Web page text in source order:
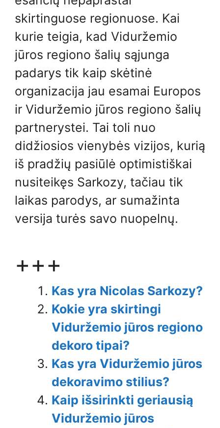
skirtinguose regionuose. Kai
kurie teigia, kad Viduržemio
jūros regiono šalių sąjunga
padarys tik kaip skėtinė
organizacija jau esamai Europos
ir Viduržemio jūros regiono šalių
partnerystei. Tai toli nuo
didžiosios vienybės vizijos, kurią
iš pradžių pasiūlė optimistiškai
nusiteikęs Sarkozy, tačiau tik
laikas parodys, ar sumažinta
versija turės savo nuopelnų.
+++
Kas yra Nicolas Sarkozy?
Kokie yra skirtingi
Viduržemio jūros regiono
dekoro tipai?
Kas yra Viduržemio jūros
dekoravimo stilius?
Kaip išsirinkti geriausią
Viduržemio jūros